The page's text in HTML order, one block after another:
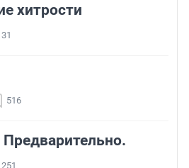
хитрости
31
516
251